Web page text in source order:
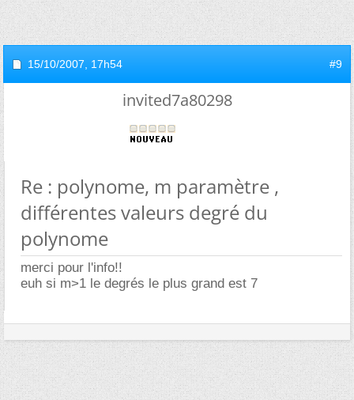
15/10/2007, 17h54 #9
invited7a80298
Re : polynome, m paramètre ,
différentes valeurs degré du
polynome
merci pour l'info!!
euh si m>1 le degrés le plus grand est 7